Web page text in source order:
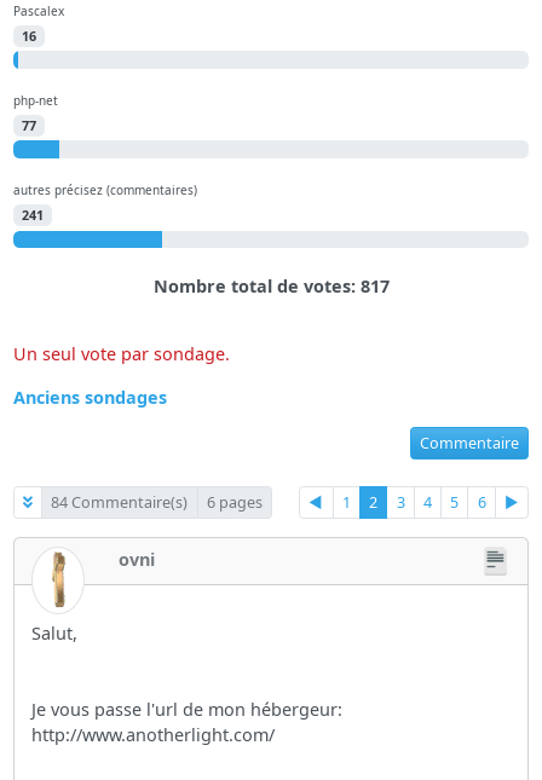
Pascalex
16
php-net
77
autres précisez (commentaires)
241
Nombre total de votes: 817
Un seul vote par sondage.
Anciens sondages
Commentaire
84 Commentaire(s) 6 pages ◄ 1 2 3 4 5 6 ►
ovni
Salut,
Je vous passe l'url de mon hébergeur:
http://www.anotherlight.com/